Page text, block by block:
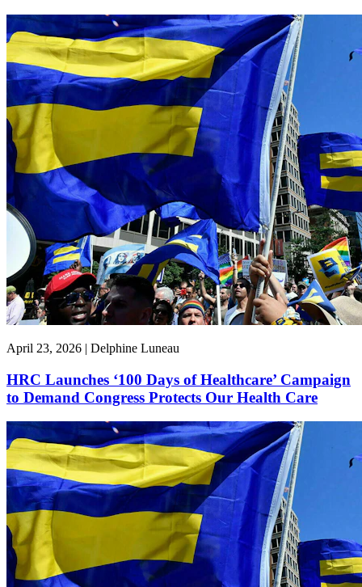
April 23, 2026 | Delphine Luneau
HRC Launches ‘100 Days of Healthcare’ Campaign
to Demand Congress Protects Our Health Care